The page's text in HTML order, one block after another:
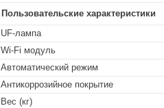
Пользовательские характеристики
UF-лампа
Wi-Fi модуль
Автоматический режим
Антикоррозийное покрытие
Вес (кг)